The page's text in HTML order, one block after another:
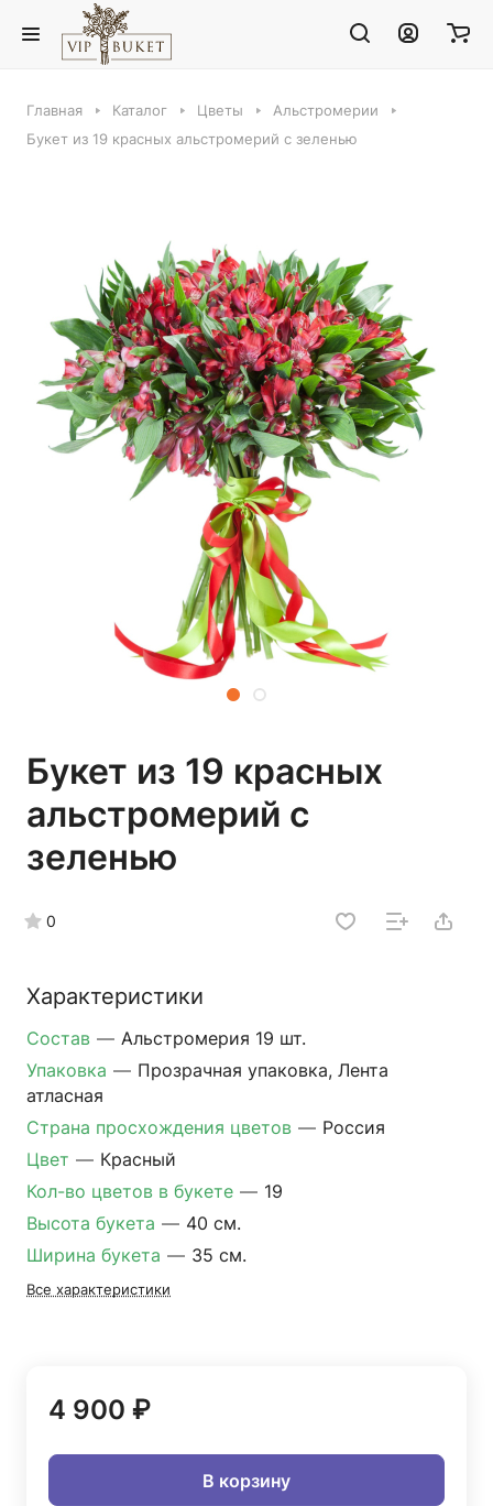
Главная Каталог Цветы
Альстромерии
Букет из 19 красных альстромерий с зеленью
Букет из 19 красных
альстромерий с
зеленью
0
Характеристики
Состав — Альстромерия 19 шт.
Упаковка — Прозрачная упаковка, Лента
атласная
Страна просхождения цветов — Россия
Цвет — Красный
Кол-во цветов в букете — 19
Высота букета — 40 см.
Ширина букета — 35 см.
Все характеристики
4 900 ₽
В корзину